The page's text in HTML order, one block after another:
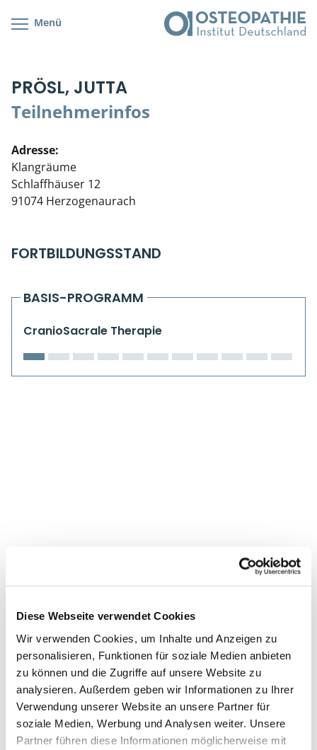
Diese Webseite verwendet Cookies
Wir verwenden Cookies, um Inhalte und Anzeigen zu
personalisieren, Funktionen für soziale Medien anbieten
zu können und die Zugriffe auf unsere Website zu
analysieren. Außerdem geben wir Informationen zu Ihrer
Verwendung unserer Website an unsere Partner für
soziale Medien, Werbung und Analysen weiter. Unsere
Partner führen diese Informationen möglicherweise mit
Menü
PRÖSL, JUTTA
Teilnehmerinfos
Adresse:
Klangräume
Schlaffhäuser 12
91074 Herzogenaurach
FORTBILDUNGSSTAND
BASIS-PROGRAMM
CranioSacrale Therapie
Cranial/Neurale Osteopathie
Parietale Osteopathie
Viszerale Osteopathie
Klinische & Praktische Kurse
Live Online-Kurse
Postgraduate- & Spezialkurse
Kiefergelenkkurse
CranioSacrale Ausbildung
Bonus-Programm
Veranstaltungsticket DB
Wissenswertes
Teilnehmerliste
Stellenbörse
Soziales Engagement